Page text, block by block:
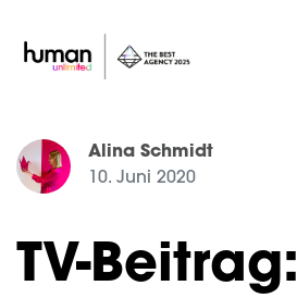
Alina Schmidt
10. Juni 2020
TV-Beitrag: